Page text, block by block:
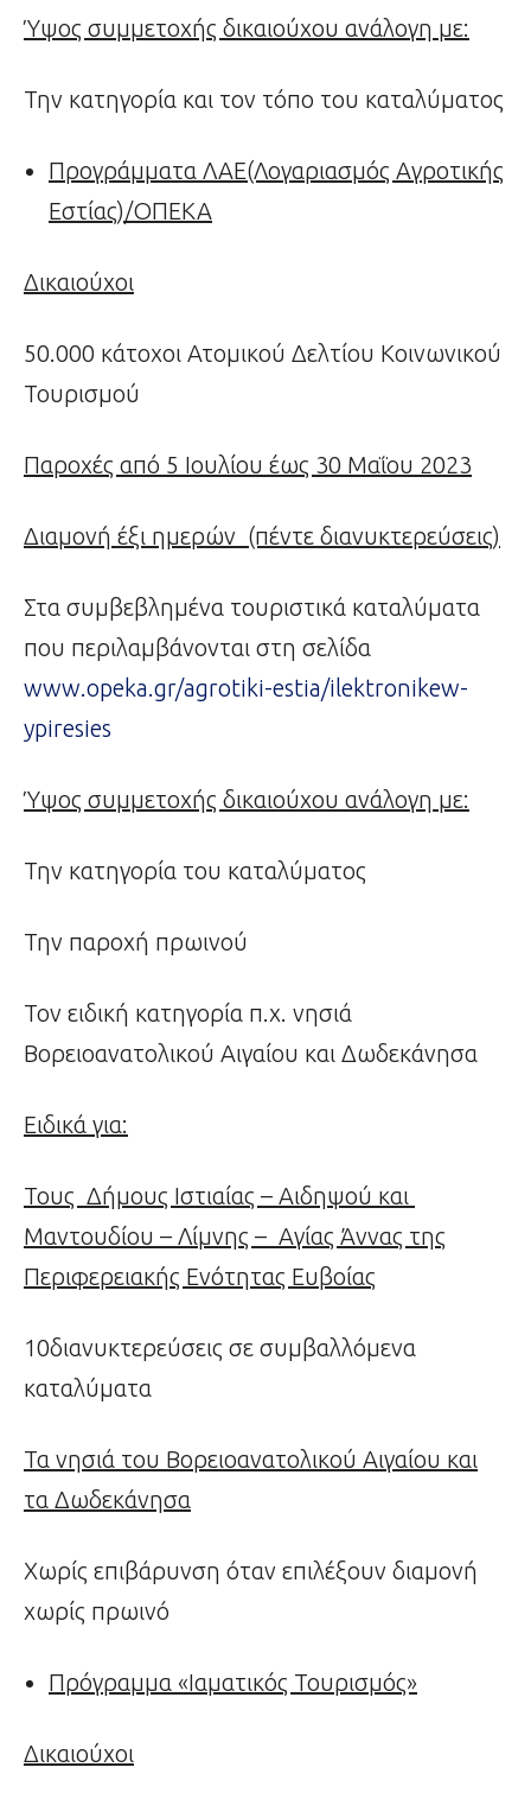
Ύψος συμμετοχής δικαιούχου ανάλογη με:
Την κατηγορία και τον τόπο του καταλύματος
Προγράμματα ΛΑΕ(Λογαριασμός Αγροτικής
Εστίας)/ΟΠΕΚΑ
Δικαιούχοι
50.000 κάτοχοι Ατομικού Δελτίου Κοινωνικού
Τουρισμού
Παροχές από 5 Ιουλίου έως 30 Μαΐου 2023
Διαμονή έξι ημερών (πέντε διανυκτερεύσεις)
Στα συμβεβλημένα τουριστικά καταλύματα
που περιλαμβάνονται στη σελίδα
www.opeka.gr/agrotiki-estia/ilektronikew-
ypiresies
Ύψος συμμετοχής δικαιούχου ανάλογη με:
Την κατηγορία του καταλύματος
Την παροχή πρωινού
Τον ειδική κατηγορία π.χ. νησιά
Βορειοανατολικού Αιγαίου και Δωδεκάνησα
Ειδικά για:
Τους Δήμους Ιστιαίας – Αιδηψού και
Μαντουδίου – Λίμνης – Αγίας Άννας της
Περιφερειακής Ενότητας Ευβοίας
10διανυκτερεύσεις σε συμβαλλόμενα
καταλύματα
Τα νησιά του Βορειοανατολικού Αιγαίου και
τα Δωδεκάνησα
Χωρίς επιβάρυνση όταν επιλέξουν διαμονή
χωρίς πρωινό
Πρόγραμμα «Ιαματικός Τουρισμός»
Δικαιούχοι